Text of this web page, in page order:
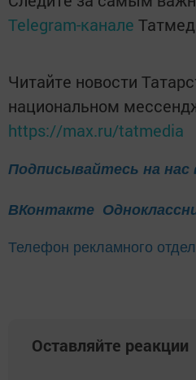
Telegram-канале
Читайте новости
национальном
https://max.ru/tatmedia
Подписывайтесь на нас
ВКонтакте
Телефон рекламного
Оставляйте реакции